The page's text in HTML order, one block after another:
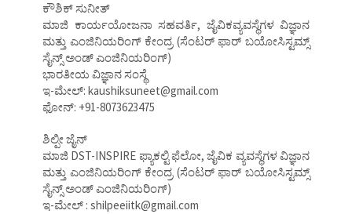
ಕೌಶಿಕ್ ಸುನೀತ್
ಮಾಜಿ ಕಾರ್ಯಯೋಜನಾ ಸಹವರ್ತಿ, ಜೈವಿಕವ್ಯವಸ್ಥೆಗಳ ವಿಜ್ಞಾನ
ಮತ್ತು ಎಂಜಿನಿಯರಿಂಗ್ ಕೇಂದ್ರ (ಸೆಂಟರ್ ಫಾರ್ ಬಯೋಸಿಸ್ಟಮ್ಸ್
ಸೈನ್ಸ್ ಅಂಡ್ ಎಂಜಿನಿಯರಿಂಗ್)
ಭಾರತೀಯ ವಿಜ್ಞಾನ ಸಂಸ್ಥೆ
ಇ-ಮೇಲ್: kaushiksuneet@gmail.com
ಫೋನ್: +91-8073623475
ಶಿಲ್ಪೀ ಜೈನ್
ಮಾಜಿ DST-INSPIRE ಫ್ಯಾಕಲ್ಟಿ ಫೆಲೋ, ಜೈವಿಕ ವ್ಯವಸ್ಥೆಗಳ ವಿಜ್ಞಾನ
ಮತ್ತು ಎಂಜಿನಿಯರಿಂಗ್ ಕೇಂದ್ರ (ಸೆಂಟರ್ ಫಾರ್ ಬಯೋಸಿಸ್ಟಮ್ಸ್
ಸೈನ್ಸ್ ಅಂಡ್ ಎಂಜಿನಿಯರಿಂಗ್)
ಇ-ಮೇಲ್ : shilpeeiitk@gmail.com